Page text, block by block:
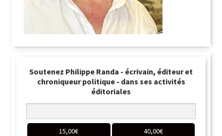
Soutenez Philippe Randa - écrivain, éditeur et
chroniqueur politique - dans ses activités
éditoriales
15,00€ 40,00€